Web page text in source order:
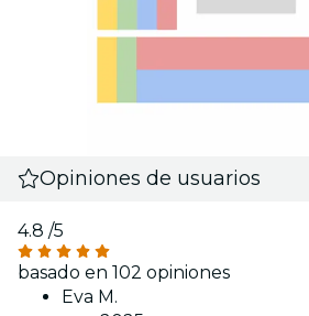
Opiniones de usuarios
4.8 /5
basado en 102 opiniones
Eva M.